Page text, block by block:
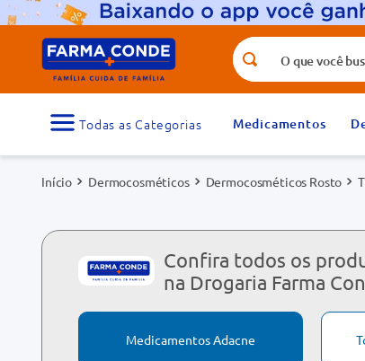
O que você busca? (Ex.:
Medicamentos
Dermocosméticos Dermocosméticos Rosto
Confira todos os
na Drogaria Farma
Medicamentos Adacne
Termos mais buscados
1
medicamento
5
rosuvastatina 20mg